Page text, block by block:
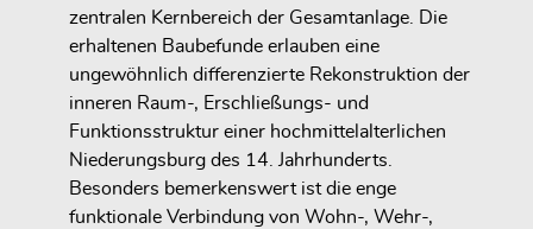
zentralen Kernbereich der Gesamtanlage. Die
erhaltenen Baubefunde erlauben eine
ungewöhnlich differenzierte Rekonstruktion der
inneren Raum-, Erschließungs- und
Funktionsstruktur einer hochmittelalterlichen
Niederungsburg des 14. Jahrhunderts.
Besonders bemerkenswert ist die enge
funktionale Verbindung von Wohn-, Wehr-,